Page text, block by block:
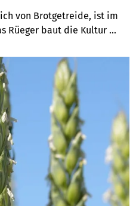
von Brotgetreide, ist im
Rüeger baut die Kultur
Mit Kernser Pasta
Firma in der